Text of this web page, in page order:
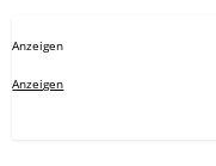
Anzeigen
Anzeigen